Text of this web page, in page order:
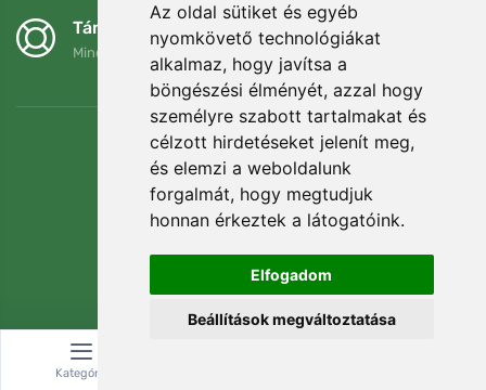
Az oldal sütiket és egyéb
nyomkövető technológiákat
alkalmaz, hogy javítsa a
böngészési élményét, azzal hogy
személyre szabott tartalmakat és
célzott hirdetéseket jelenít meg,
és elemzi a weboldalunk
forgalmát, hogy megtudjuk
honnan érkeztek a látogatóink.
Elfogadom
Beállítások megváltoztatása
Támogatjuk a Trees.org-ot
Minden megrendelésért ültetünk egy fát! Bővebben
Kategória